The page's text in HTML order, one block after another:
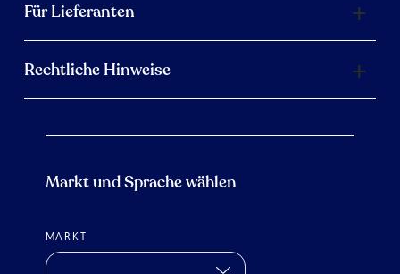
Für Lieferanten
Rechtliche Hinweise
Markt und Sprache wählen
MARKT